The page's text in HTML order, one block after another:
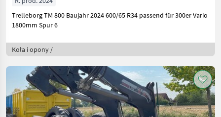
Trelleborg TM 800 Baujahr 2024 600/65 R34 passend für 300er Vario
1800mm Spur 6
Koła i opony /